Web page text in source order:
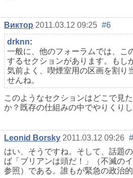
Виктор 2011.03.12 09:25 #6
drknn:
一般に、他のフォーラムでは、こ
するセクションがあります。もし
気前よく、喫煙室用の区画を割り
せんね。
このようなセクションはどこで見
か？既存の仕組みの中でやりくり
Leonid Borsky 2011.03.12 09:26
はい、そうですね。そして、話題
ば「ブリアンは頭だ！」（不滅の
参照）である。誰もが緊急の政治